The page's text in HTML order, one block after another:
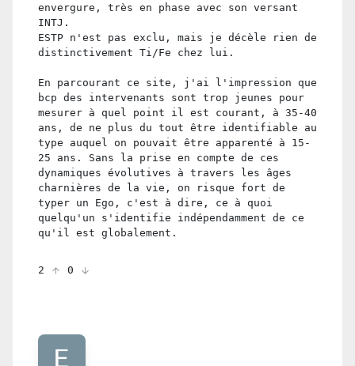
envergure, très en phase avec son versant
INTJ.
ESTP n'est pas exclu, mais je décèle rien de
distinctivement Ti/Fe chez lui.
En parcourant ce site, j'ai l'impression que
bcp des intervenants sont trop jeunes pour
mesurer à quel point il est courant, à 35-40
ans, de ne plus du tout être identifiable au
type auquel on pouvait être apparenté à 15-
25 ans. Sans la prise en compte de ces
dynamiques évolutives à travers les âges
charnières de la vie, on risque fort de
typer un Ego, c'est à dire, ce à quoi
quelqu'un s'identifie indépendamment de ce
qu'il est globalement.
2 0